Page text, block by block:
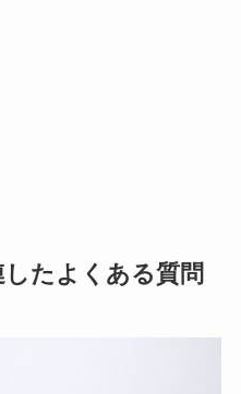
したよくある質問